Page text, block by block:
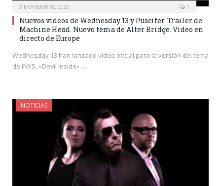
3 NOVIEMBRE, 2020 1
Nuevos vídeos de Wednesday 13 y Puscifer. Trailer de
Machine Head. Nuevo tema de Alter Bridge. Vídeo en
directo de Europe
Wednesday 13 han lanzado vídeo oficial para la versión del tema
de INXS, «Devil Inside».…
NOTICIAS